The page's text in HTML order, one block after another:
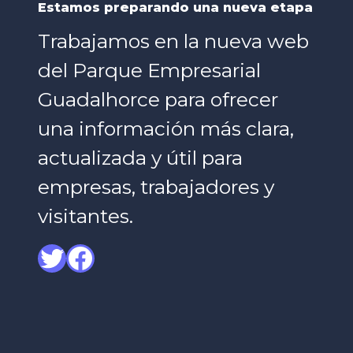
Estamos preparando una nueva etapa
Trabajamos en la nueva web
del Parque Empresarial
Guadalhorce para ofrecer
una información más clara,
actualizada y útil para
empresas, trabajadores y
visitantes.
Twitter
Facebook